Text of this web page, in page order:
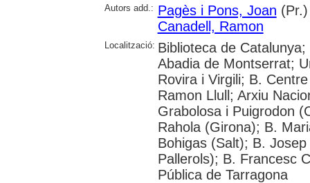
Autors add.: Pagès i Pons, Joan
Canadell, Ramon
Localització: Biblioteca de
Abadia de Montserrat;
Rovira i Virgili; B.
Ramon Llull; Arxiu
Grabolosa i Puigrodon
Rahola (Girona); B.
Bohigas (Salt); B.
Pallerols); B. Francesc
Pública de Tarragona